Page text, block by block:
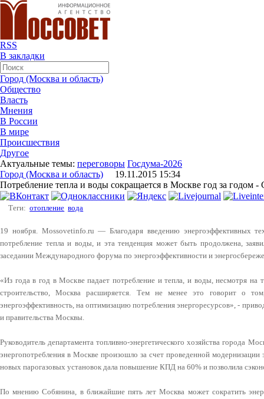
RSS
В закладки
Город (Москва и область)
Общество
Власть
Мнения
В России
В мире
Происшествия
Другое
Актуальные темы: переговоры Госдума-2026
Город (Москва и область) 19.11.2015 15:34
Потребление тепла и воды сокращается в Москве год за годом -
Теги: отопление вода
19 ноября. Mossovetinfo.ru — Благодаря введению энергоэффективных
потребление тепла и воды, и эта тенденция может быть продолжена,
заседании Международного форума по энергоэффективности и
«Из года в год в Москве падает потребление и тепла, и воды, несмотря
строительство, Москва расширяется. Тем не менее это говорит о
энергоэффективность, на оптимизацию потребления энергоресурсов», -
и правительства Москвы.
Руководитель департамента топливно-энергетического хозяйства города
энергопотребления в Москве произошло за счет проведенной модернизации
новых парогазовых установок дала повышение КПД на 60% и позволила
По мнению Собянина, в ближайшие пять лет Москва может сократить